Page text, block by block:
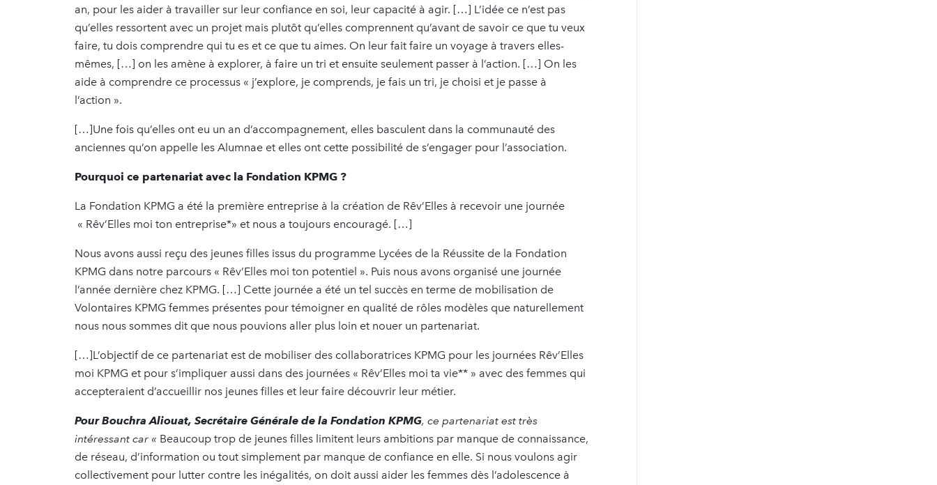
an, pour les aider à travailler sur leur confiance en soi, leur capacité à agir. […] L’idée ce n’est pas
qu’elles ressortent avec un projet mais plutôt qu’elles comprennent qu’avant de savoir ce que tu veux
faire, tu dois comprendre qui tu es et ce que tu aimes. On leur fait faire un voyage à travers elles-
mêmes, […] on les amène à explorer, à faire un tri et ensuite seulement passer à l’action. […] On les
aide à comprendre ce processus « j’explore, je comprends, je fais un tri, je choisi et je passe à
l’action ».
[…]Une fois qu’elles ont eu un an d’accompagnement, elles basculent dans la communauté des
anciennes qu’on appelle les Alumnae et elles ont cette possibilité de s’engager pour l’association.
Pourquoi ce partenariat avec la Fondation KPMG ?
La Fondation KPMG a été la première entreprise à la création de Rêv’Elles à recevoir une journée
« Rêv’Elles moi ton entreprise*» et nous a toujours encouragé. […]
Nous avons aussi reçu des jeunes filles issus du programme Lycées de la Réussite de la Fondation
KPMG dans notre parcours « Rêv’Elles moi ton potentiel ». Puis nous avons organisé une journée
l’année dernière chez KPMG. […] Cette journée a été un tel succès en terme de mobilisation de
Volontaires KPMG femmes présentes pour témoigner en qualité de rôles modèles que naturellement
nous nous sommes dit que nous pouvions aller plus loin et nouer un partenariat.
[…]L’objectif de ce partenariat est de mobiliser des collaboratrices KPMG pour les journées Rêv’Elles
moi KPMG et pour s’impliquer aussi dans des journées « Rêv’Elles moi ta vie** » avec des femmes qui
accepteraient d’accueillir nos jeunes filles et leur faire découvrir leur métier.
Pour Bouchra Aliouat, Secrétaire Générale de la Fondation KPMG, ce partenariat est très
intéressant car « Beaucoup trop de jeunes filles limitent leurs ambitions par manque de connaissance,
de réseau, d’information ou tout simplement par manque de confiance en elle. Si nous voulons agir
collectivement pour lutter contre les inégalités, on doit aussi aider les femmes dès l’adolescence à